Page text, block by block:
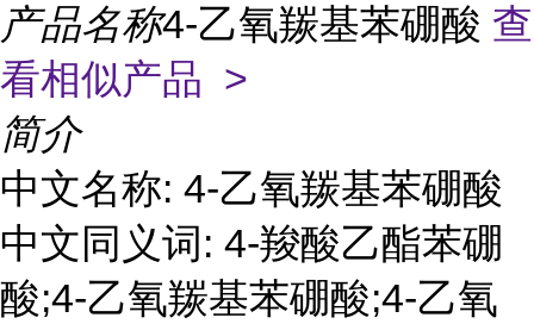
产品名称4-乙氧羰基苯硼酸 查
看相似产品 >
简介
中文名称: 4-乙氧羰基苯硼酸
中文同义词: 4-羧酸乙酯苯硼
酸;4-乙氧羰基苯硼酸;4-乙氧